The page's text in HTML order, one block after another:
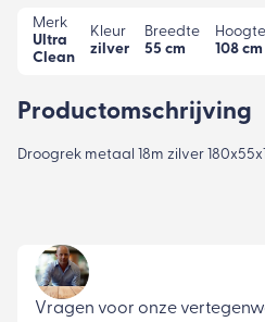
Merk
Ultra
Clean
Kleur
zilver
Breedte
55 cm
Hoogte
108 cm
Productomschrijving
Droogrek metaal 18m zilver
Vragen voor onze